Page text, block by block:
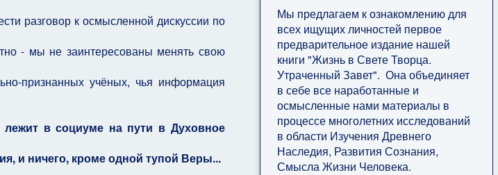
разговор к осмысленной дискуссии по
- мы не заинтересованы менять свою
признанных учёных, чья информация
в социуме на пути в Духовное
и ничего, кроме одной тупой Веры...
Мы предлагаем к ознакомлению для
всех ищущих личностей первое
предварительное издание нашей
книги "Жизнь в Свете Творца.
Утраченный Завет". Она объединяет
в себе все наработанные и
осмысленные нами материалы в
процессе многолетних исследований
в области Изучения Древнего
Наследия, Развития Сознания,
Смысла Жизни Человека.